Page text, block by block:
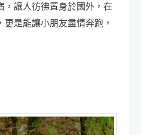
，讓人彷彿置身於國外，在
是能讓小朋友盡情奔跑，